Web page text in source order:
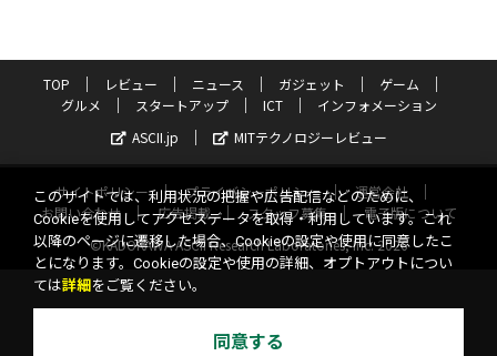
TOP レビュー ニュース ガジェット
ゲーム
グルメ
スタートアップ ICT
インフォメーション
ASCII.jp
MITテクノロジーレビュー
サイトポリシー プライバシーポリシー
運営会社
お問い合わせ
広告掲載 スタッフ募集
電子版について
©KADOKAWA ASCII Research Laboratories, Inc. 2026
このサイトでは、利用状況の把握や広告配信などのために、
Cookieを使用してアクセスデータを取得・利用しています。これ
以降のページに遷移した場合、Cookieの設定や使用に同意したこ
とになります。Cookieの設定や使用の詳細、オプトアウトについ
ては詳細 をご覧ください。
同意する